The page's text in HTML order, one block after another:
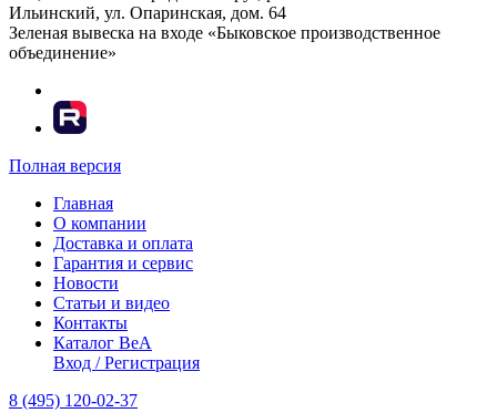
Ильинский, ул. Опаринская, дом. 64
Зеленая вывеска на входе «Быковское производственное
объединение»
Полная версия
Главная
О компании
Доставка и оплата
Гарантия и сервис
Новости
Статьи и видео
Контакты
Каталог BeA
Вход / Регистрация
8 (495) 120-02-37